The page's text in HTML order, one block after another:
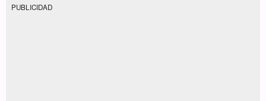
PUBLICIDAD